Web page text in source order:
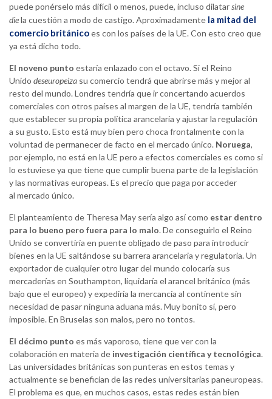
puede ponérselo más difícil o menos, puede, incluso dilatarsine
diela cuestión a modo de castigo. Aproximadamente la mitad del
comercio británicoes con los países de la UE. Con esto creo que
ya está dicho todo.
El noveno punto estaría enlazado con el octavo. Si el Reino
Unido deseuropeiza su comercio tendrá que abrirse más y mejor al
resto del mundo. Londres tendría que ir concertando acuerdos
comerciales con otros países al margen de la UE, tendría también
que establecer su propia política arancelaria y ajustar la regulación
a su gusto. Esto está muy bien pero choca frontalmente con la
voluntad de permanecer de facto en el mercado único. Noruega,
por ejemplo, no está en la UE pero a efectos comerciales es como si
lo estuviese ya que tiene que cumplir buena parte de la legislación
y las normativas europeas. Es el precio que paga por acceder
al mercado único.
El planteamiento de Theresa May sería algo así como estar dentro
para lo bueno pero fuera para lo malo. De conseguirlo el Reino
Unido se convertiría en puente obligado de paso para introducir
bienes en la UE saltándose su barrera arancelaria y regulatoria. Un
exportador de cualquier otro lugar del mundo colocaría sus
mercaderías en Southampton, liquidaría el arancel británico (más
bajo que el europeo) y expediría la mercancía al continente sin
necesidad de pasar ninguna aduana más. Muy bonito sí, pero
imposible. En Bruselas son malos, pero no tontos.
El décimo punto es más vaporoso, tiene que ver con la
colaboración en materia de investigación científica y tecnológica.
Las universidades británicas son punteras en estos temas y
actualmente se benefician de las redes universitarias paneuropeas.
El problema es que, en muchos casos, estas redes están bien